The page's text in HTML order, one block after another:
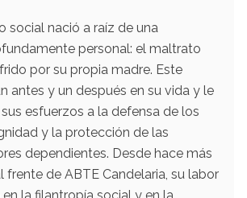
social nació a raíz de una
personal: el maltrato
por su propia madre. Este
antes y un después en su vida y le
esfuerzos a la defensa de los
y la protección de las
dependientes. Desde hace más
frente de ABTE Candelaria, su labor